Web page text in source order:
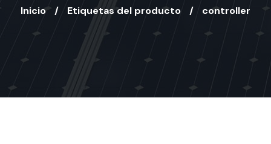
Inicio Etiquetas del producto controller